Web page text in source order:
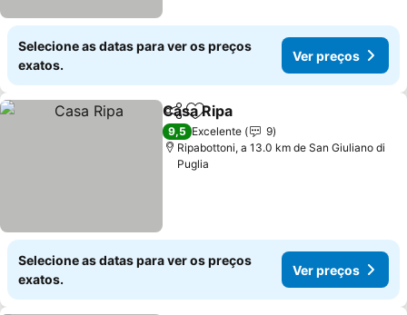
Selecione as datas para ver os preços
exatos.
Ver preços
PartilharAdicionar aos favoritos
Casa Ripa
9,5 Excelente
9
Ripabottoni, a 13.0 km de San Giuliano di
Puglia
Selecione as datas para ver os preços
exatos.
Ver preços